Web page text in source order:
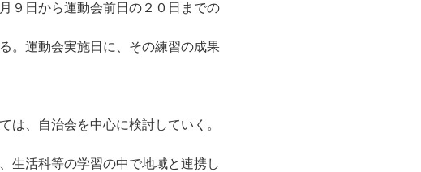
９日から運動会前日の２０日までの
。運動会実施日に、その練習の成果
、自治会を中心に検討していく。
生活科等の学習の中で地域と連携し